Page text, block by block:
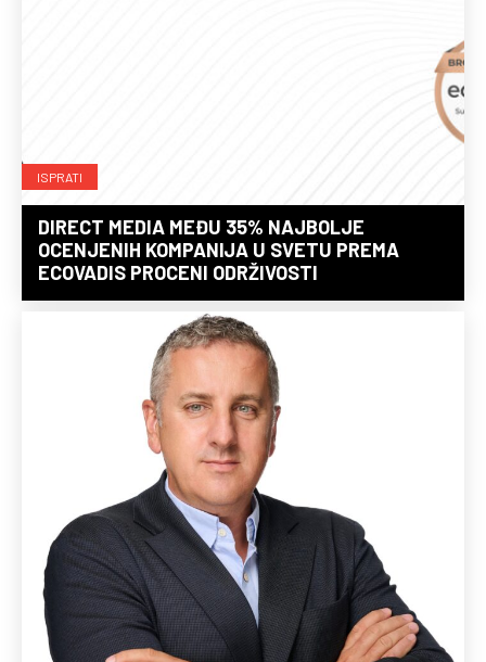
ISPRATI
DIRECT MEDIA MEĐU 35% NAJBOLJE
OCENJENIH KOMPANIJA U SVETU PREMA
ECOVADIS PROCENI ODRŽIVOSTI